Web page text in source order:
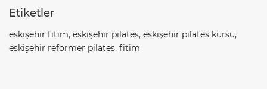
Etiketler
eskişehir fitim, eskişehir pilates, eskişehir pilates kursu,
eskişehir reformer pilates, fitim